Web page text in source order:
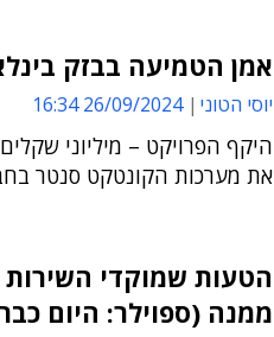
אמן הטמיעה בבזק
יוסי הטוני 26/09/2024 16:34
היקף הפרויקט – מיליוני
את מערכות הקונטקט סנטר
הטעות שמוקדי השירות
ממנה (ספוילר: היום